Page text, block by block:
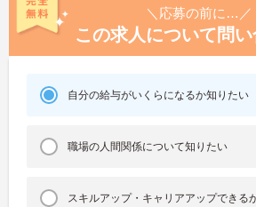
＼応募の前に…／
この求人について問
自分の給与がいくらになるか知りたい
職場の人間関係について知りたい
スキルアップ・キャリアアップできる